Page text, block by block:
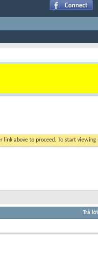
link above to proceed. To start
Trả lời